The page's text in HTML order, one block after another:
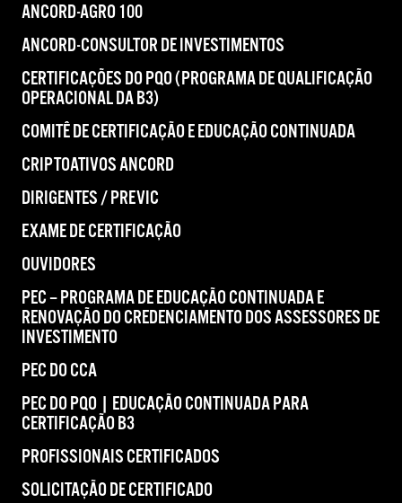
ANCORD-AGRO 100
ANCORD-CONSULTOR DE INVESTIMENTOS
CERTIFICAÇÕES DO PQO (PROGRAMA DE QUALIFICAÇÃO
OPERACIONAL DA B3)
COMITÊ DE CERTIFICAÇÃO E EDUCAÇÃO CONTINUADA
CRIPTOATIVOS ANCORD
DIRIGENTES / PREVIC
EXAME DE CERTIFICAÇÃO
OUVIDORES
PEC – PROGRAMA DE EDUCAÇÃO CONTINUADA E
RENOVAÇÃO DO CREDENCIAMENTO DOS ASSESSORES DE
INVESTIMENTO
PEC DO CCA
PEC DO PQO | EDUCAÇÃO CONTINUADA PARA
CERTIFICAÇÃO B3
PROFISSIONAIS CERTIFICADOS
SOLICITAÇÃO DE CERTIFICADO